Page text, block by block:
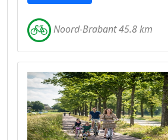
Noord-Brabant 45.8 km